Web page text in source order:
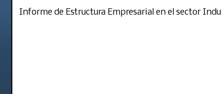
Informe de Estructura Empresarial en el sector